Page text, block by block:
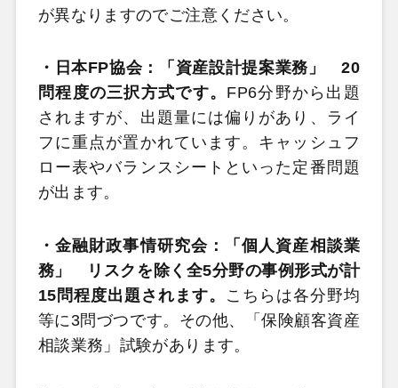
が異なりますのでご注意ください。
・日本FP協会：「資産設計提案業務」 20
問程度の三択方式です。 FP6分野から出題
されますが、出題量には偏りがあり、ライ
フに重点が置かれています。キャッシュフ
ロー表やバランスシートといった定番問題
が出ます。
・金融財政事情研究会：「個人資産相談業
務」 リスクを除く全5分野の事例形式が計
15問程度出題されます。
こちらは各分野均
等に3問づつです。その他、「保険顧客資産
相談業務」試験があります。